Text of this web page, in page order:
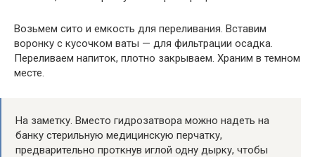
Возьмем сито и емкость для переливания. Вставим
воронку с кусочком ваты — для фильтрации осадка.
Переливаем напиток, плотно закрываем. Храним в темном
месте.
На заметку. Вместо гидрозатвора можно надеть на
банку стерильную медицинскую перчатку,
предварительно проткнув иглой одну дырку, чтобы